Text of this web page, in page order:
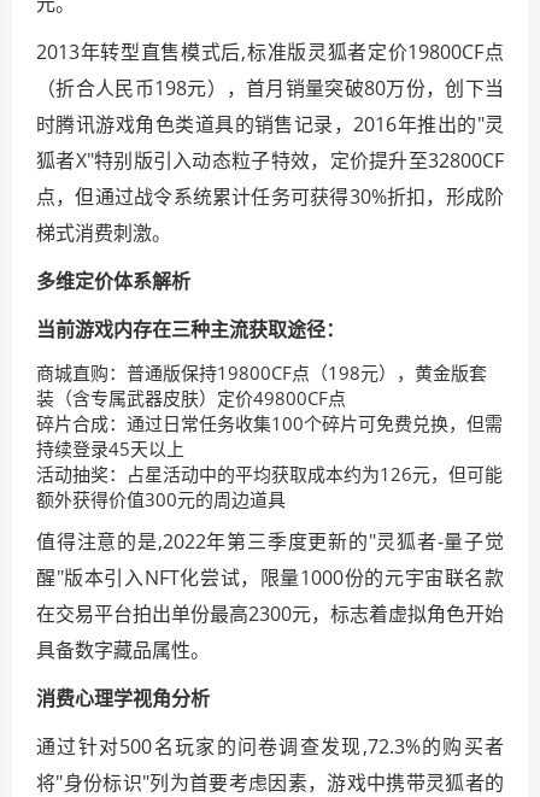
2013年转型直售模式后,标准版灵狐者定价19800CF点
（折合人民币198元），首月销量突破80万份，创下当
时腾讯游戏角色类道具的销售记录，2016年推出的"灵
狐者X"特别版引入动态粒子特效，定价提升至32800CF
点，但通过战令系统累计任务可获得30%折扣，形成阶
梯式消费刺激。
多维定价体系解析
当前游戏内存在三种主流获取途径：
商城直购：普通版保持19800CF点（198元），黄金版套
装（含专属武器皮肤）定价49800CF点
碎片合成：通过日常任务收集100个碎片可免费兑换，但需
持续登录45天以上
活动抽奖：占星活动中的平均获取成本约为126元，但可能
额外获得价值300元的周边道具
值得注意的是,2022年第三季度更新的"灵狐者-量子觉
醒"版本引入NFT化尝试，限量1000份的元宇宙联名款
在交易平台拍出单份最高2300元，标志着虚拟角色开始
具备数字藏品属性。
消费心理学视角分析
通过针对500名玩家的问卷调查发现,72.3%的购买者
将"身份标识"列为首要考虑因素，游戏中携带灵狐者的